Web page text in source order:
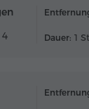
Dauer: 1